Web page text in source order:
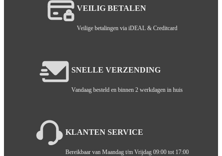
VEILIG BETALEN
Veilige betalingen via iDEAL & Creditcard
SNELLE VERZENDING
Vandaag besteld en binnen 2 werkdagen in huis
KLANTEN SERVICE
Bereikbaar van Maandag t/m Vrijdag 09:00 tot 17:00